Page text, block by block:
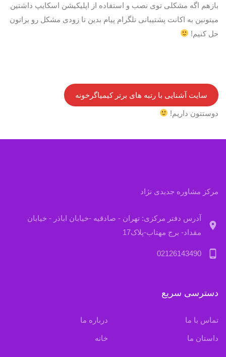
بازهم اگه مشکلی توی نصب و استفاده از اپلیکیشن اسکایپ داشتین
میتونین به اکانت پشتیبانی تلگرام پیام بدین تا زودی مشکل رو براتون
حل کنیم!
سایت آشنایی با رتبه های برتر کیمیاگرخونه
دوستتون داریم!
مرکز مشاوره جدیدی نژاد
location_on
آدرس دفتر مرکزی: تهران - صادقیه -خیابان اباذر - خیابان
مقداد- برج مهتاب-پلاک17
phone_android
02126143490
دسترسی سریع
تماس با ما درباره ما
داستان ما خانه